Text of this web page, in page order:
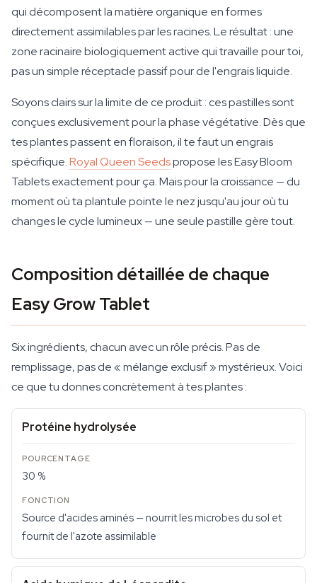
qui décomposent la matière organique en formes
directement assimilables par les racines. Le résultat : une
zone racinaire biologiquement active qui travaille pour toi,
pas un simple réceptacle passif pour de l'engrais liquide.
Soyons clairs sur la limite de ce produit : ces pastilles sont
conçues exclusivement pour la phase végétative. Dès que
tes plantes passent en floraison, il te faut un engrais
spécifique.Royal Queen Seedspropose les Easy Bloom
Tablets exactement pour ça. Mais pour la croissance — du
moment où ta plantule pointe le nez jusqu'au jour où tu
changes le cycle lumineux — une seule pastille gère tout.
Composition détaillée de chaque
Easy Grow Tablet
Six ingrédients, chacun avec un rôle précis. Pas de
remplissage, pas de « mélange exclusif » mystérieux. Voici
ce que tu donnes concrètement à tes plantes :
Protéine hydrolysée
30 %
Source d'acides aminés — nourrit les microbes du sol et
fournit de l'azote assimilable